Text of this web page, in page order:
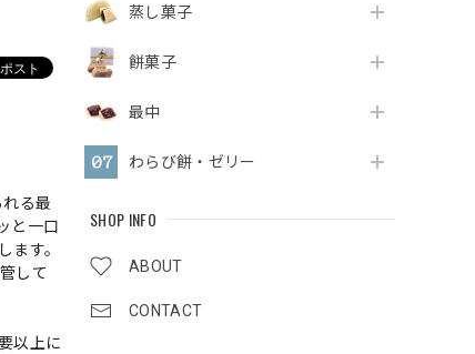
蒸し菓子
餅菓子
最中
わらび餅・ゼリー
SHOP INFO
ABOUT
CONTACT
る最
と一口
ます。
して
以上に